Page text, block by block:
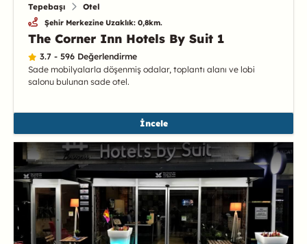
Tepebaşı Otel
Şehir Merkezine Uzaklık: 0,8km.
The Corner Inn Hotels By Suit 1
3.7 - 596 Değerlendirme
Sade mobilyalarla döşenmiş odalar, toplantı alanı ve lobi
salonu bulunan sade otel.
İncele